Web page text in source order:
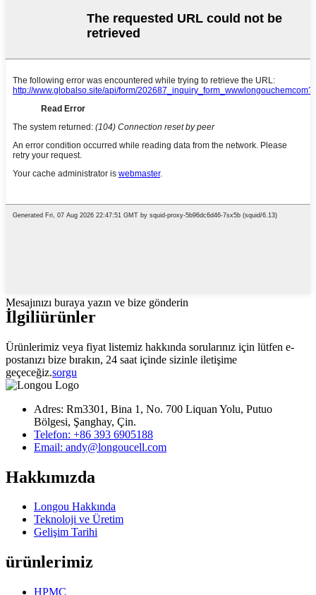
Mesajınızı buraya yazın ve bize gönderin
İlgiliürünler
Ürünlerimiz veya fiyat listemiz hakkında sorularınız için lütfen e-
postanızı bize bırakın, 24 saat içinde sizinle iletişime
geçeceğiz.sorgu
Adres: Rm3301, Bina 1, No. 700 Liquan Yolu, Putuo
Bölgesi, Şanghay, Çin.
Telefon: +86 393 6905188
Email: andy@longoucell.com
Hakkımızda
Longou Hakkında
Teknoloji ve Üretim
Gelişim Tarihi
ürünlerimiz
HPMC